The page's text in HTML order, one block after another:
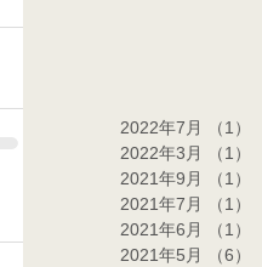
2022年7月 （1）
2022年3月
（1）
2021年9月
（1）
2021年7月
（1）
2021年6月
（1）
2021年5月
（6）